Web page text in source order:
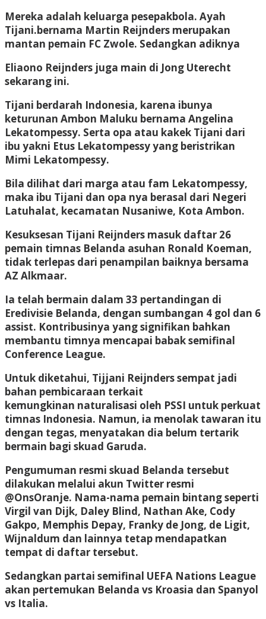
Mereka adalah keluarga pesepakbola. Ayah
Tijani.bernama Martin Reijnders merupakan
mantan pemain FC Zwole. Sedangkan adiknya
Eliaono Reijnders juga main di Jong Uterecht
sekarang ini.
Tijani berdarah Indonesia, karena ibunya
keturunan Ambon Maluku bernama Angelina
Lekatompessy. Serta opa atau kakek Tijani dari
ibu yakni Etus Lekatompessy yang beristrikan
Mimi Lekatompessy.
Bila dilihat dari marga atau fam Lekatompessy,
maka ibu Tijani dan opa nya berasal dari Negeri
Latuhalat, kecamatan Nusaniwe, Kota Ambon.
Kesuksesan Tijani Reijnders masuk daftar 26
pemain timnas Belanda asuhan Ronald Koeman,
tidak terlepas dari penampilan baiknya bersama
AZ Alkmaar.
Ia telah bermain dalam 33 pertandingan di
Eredivisie Belanda, dengan sumbangan 4 gol dan 6
assist. Kontribusinya yang signifikan bahkan
membantu timnya mencapai babak semifinal
Conference League.
Untuk diketahui, Tijjani Reijnders sempat jadi
bahan pembicaraan terkait
kemungkinan naturalisasi oleh PSSI untuk perkuat
timnas Indonesia. Namun, ia menolak tawaran itu
dengan tegas, menyatakan dia belum tertarik
bermain bagi skuad Garuda.
Pengumuman resmi skuad Belanda tersebut
dilakukan melalui akun Twitter resmi
@OnsOranje. Nama-nama pemain bintang seperti
Virgil van Dijk, Daley Blind, Nathan Ake, Cody
Gakpo, Memphis Depay, Franky de Jong, de Ligit,
Wijnaldum dan lainnya tetap mendapatkan
tempat di daftar tersebut.
Sedangkan partai semifinal UEFA Nations League
akan pertemukan Belanda vs Kroasia dan Spanyol
vs Italia.